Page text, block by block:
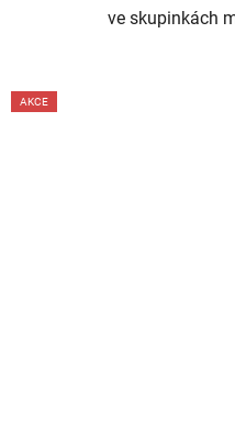
ve skupinkách
AKCE